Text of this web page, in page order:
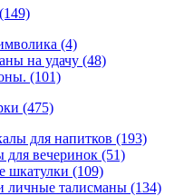
(149)
(4)
на удачу (48)
(101)
(475)
для напитков (193)
вечеринок (51)
шкатулки (109)
личные талисманы (134)